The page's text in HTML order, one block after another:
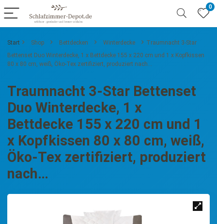
0
Start Shop Bettdecken Winterdecke
Traumnacht 3-Star
Bettenset Duo Winterdecke, 1 x Bettdecke 155 x 220 cm und 1 x Kopfkissen
80 x 80 cm, weiß, Öko-Tex zertifiziert, produziert nach…
Traumnacht 3-Star Bettenset
Duo Winterdecke, 1 x
Bettdecke 155 x 220 cm und 1
x Kopfkissen 80 x 80 cm, weiß,
Öko-Tex zertifiziert, produziert
nach…